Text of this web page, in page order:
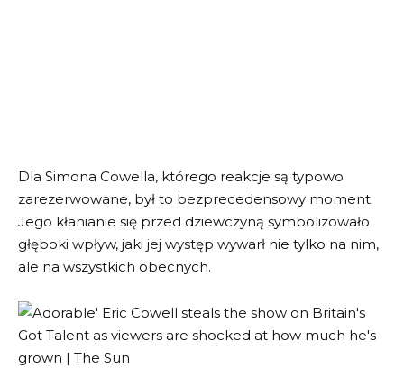
Dla Simona Cowella, którego reakcje są typowo
zarezerwowane, był to bezprecedensowy moment.
Jego kłanianie się przed dziewczyną symbolizowało
głęboki wpływ, jaki jej występ wywarł nie tylko na nim,
ale na wszystkich obecnych.